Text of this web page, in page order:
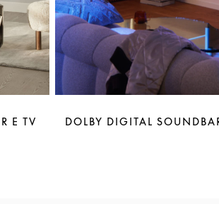
E TV DOLBY DIGITAL